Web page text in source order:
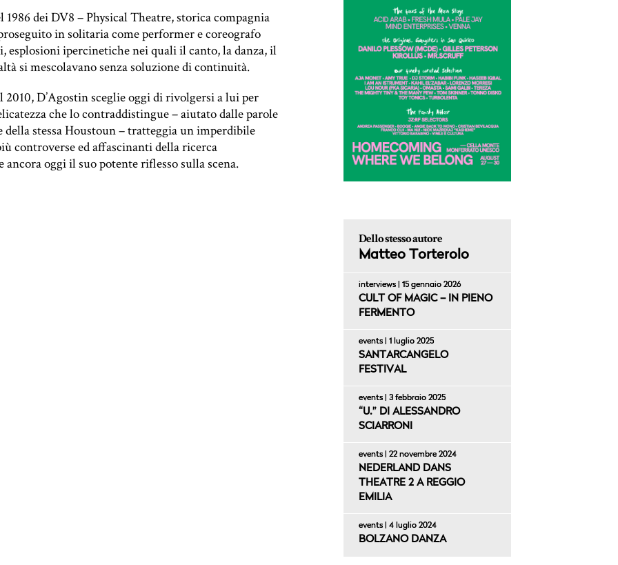
dei DV8 – Physical Theatre, storica compagnia
in solitaria come performer e coreografo
esplosioni ipercinetiche nei quali il canto, la danza, il
si mescolavano senza soluzione di continuità.
D’Agostin sceglie oggi di rivolgersi a lui per
che lo contraddistingue – aiutato dalle parole
stessa Houstoun – tratteggia un imperdibile
controverse ed affascinanti della ricerca
oggi il suo potente riflesso sulla scena.
Dello stesso autore
Matteo Torterolo
interviews | 15 gennaio 2026
CULT OF MAGIC – IN PIENO
FERMENTO
events | 1 luglio 2025
SANTARCANGELO
FESTIVAL
events | 3 febbraio 2025
“U.” DI ALESSANDRO
SCIARRONI
events | 22 novembre 2024
NEDERLAND DANS
THEATRE 2 A REGGIO
EMILIA
events | 4 luglio 2024
BOLZANO DANZA